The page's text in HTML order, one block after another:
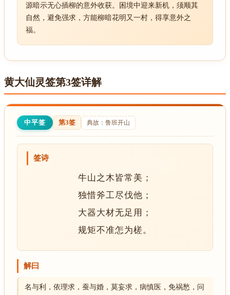
源暗示无心插柳的意外收获。困境中迎来新机，须顺其
自然，避免强求，方能柳暗花明又一村，得享意外之
福。
黄大仙灵签第3签详解
中平签 第3签 典故：鲁班开山
签诗
牛山之木皆常美；
独惜斧工尽伐他；
大器大材无足用；
规矩不准怎为槎。
解曰
名与利，依理求，蚕与婚，莫妄求，病慎医，免祸愁，问